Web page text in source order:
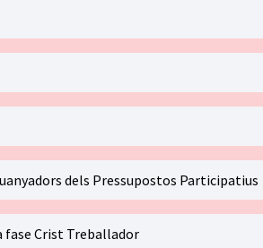
dels Pressupostos Participatius
fase Crist Treballador